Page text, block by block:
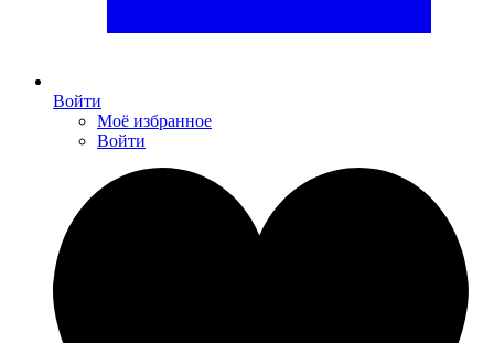
Войти
Моё избранное
Войти